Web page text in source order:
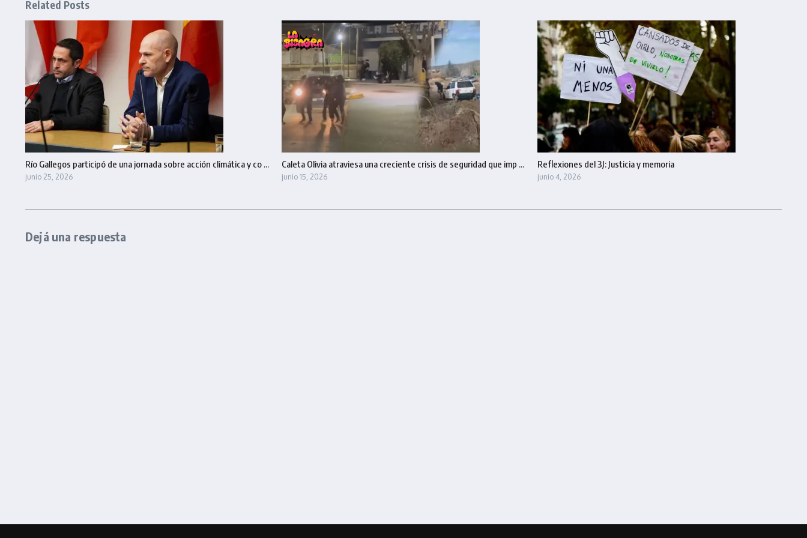
Related Posts
Río Gallegos participó de una jornada sobre acción climática y co ...
junio 25, 2026
Caleta Olivia atraviesa una creciente crisis de seguridad que imp ...
junio 15, 2026
Reflexiones del 3J: Justicia y memoria
junio 4, 2026
Dejá una respuesta